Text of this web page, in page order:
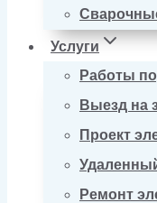
Услуги
Работы
Выезд на
Проект
Ремонт